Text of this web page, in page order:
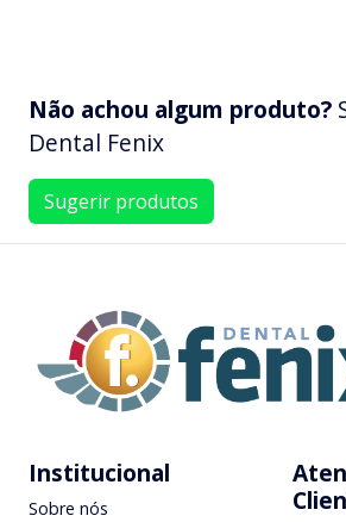
Não achou algum produto?
Dental Fenix
Sugerir produtos
Institucional
Sobre nós